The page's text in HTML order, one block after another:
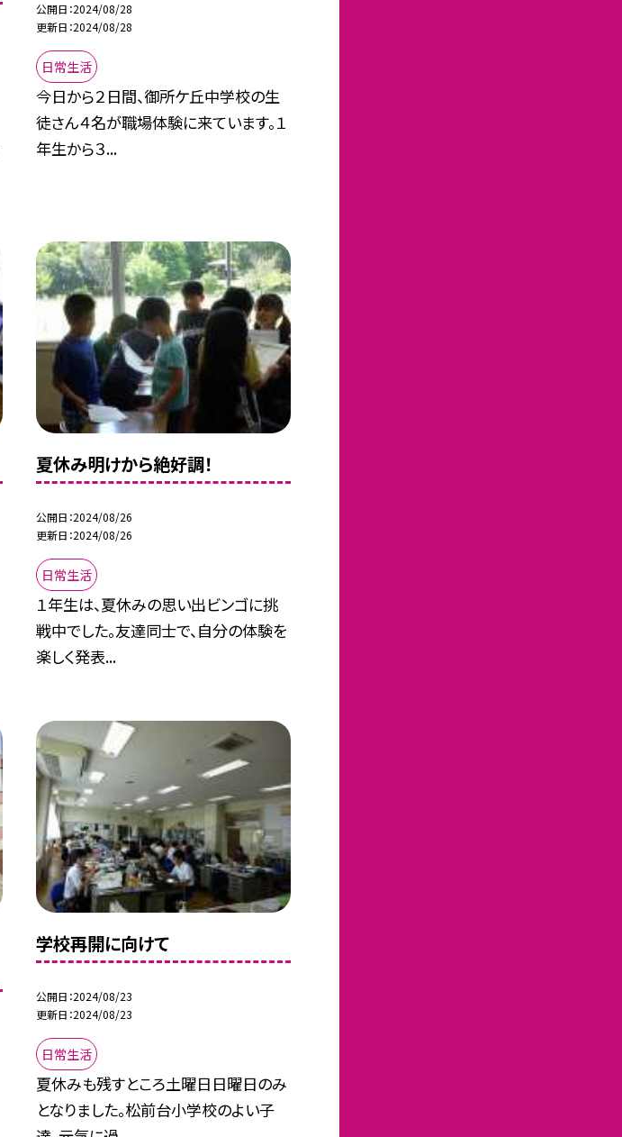
公開日 2024/08/28
更新日 2024/08/28
日常生活
今日から２日間、御所ケ丘中学校の生
徒さん４名が職場体験に来ています。１
年生から３...
夏休み明けから絶好調！
公開日 2024/08/26
更新日 2024/08/26
日常生活
１年生は、夏休みの思い出ビンゴに挑
戦中でした。友達同士で、自分の体験を
楽しく発表...
学校再開に向けて
公開日 2024/08/23
更新日 2024/08/23
日常生活
夏休みも残すところ土曜日日曜日のみ
となりました。松前台小学校のよい子